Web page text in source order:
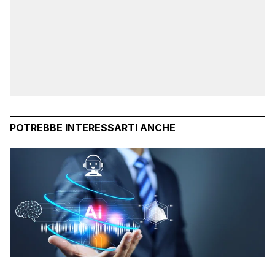
POTREBBE INTERESSARTI ANCHE